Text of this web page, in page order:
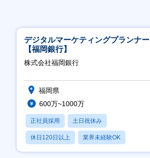
デジタルマーケティングプランナー
【福岡銀行】
株式会社福岡銀行
福岡県
600万~1000万
正社員採用 土日祝休み
休日120日以上 業界未経験OK
産休・育休あり